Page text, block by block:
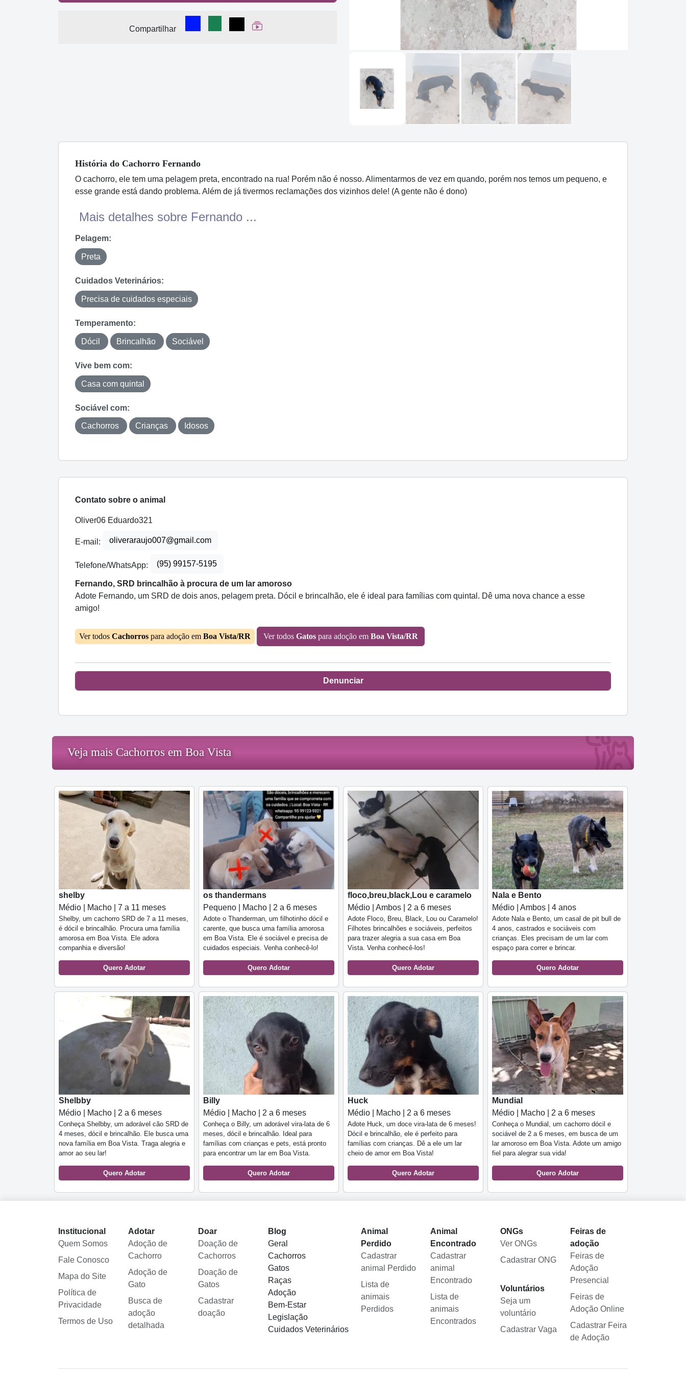
Compartilhar
Compartilhar no Facebook
Compartilhar no WhatsApp
Compartilhar
Ver Web Story
História do Cachorro Fernando
O cachorro, ele tem uma pelagem preta, encontrado na rua! Porém não é nosso. Alimentarmos de vez em quando, porém nos temos um pequeno, e
esse grande está dando problema. Além de já tivermos reclamações dos vizinhos dele! (A gente não é dono)
Mais detalhes sobre Fernando ...
Pelagem:
Preta
Cuidados Veterinários:
Precisa de cuidados especiais
Temperamento:
Dócil Brincalhão Sociável
Vive bem com:
Casa com quintal
Sociável com:
Cachorros Crianças Idosos
Contato sobre o animal
Oliver06 Eduardo321
E-mail: oliveraraujo007@gmail.com
Telefone/WhatsApp: (95) 99157-5195
Fernando, SRD brincalhão à procura de um lar amoroso
Adote Fernando, um SRD de dois anos, pelagem preta. Dócil e brincalhão, ele é ideal para famílias com quintal. Dê uma nova chance a esse
amigo!
Ver todos Cachorros para adoção em Boa Vista/RR Ver todos Gatos para adoção em Boa Vista/RR
Denunciar
Veja mais Cachorros em Boa Vista
shelby
Médio | Macho | 7 a 11 meses
Shelby, um cachorro SRD de 7 a 11 meses,
é dócil e brincalhão. Procura uma família
amorosa em Boa Vista. Ele adora
companhia e diversão!
Quero Adotar
os thandermans
Pequeno | Macho | 2 a 6 meses
Adote o Thanderman, um filhotinho dócil e
carente, que busca uma família amorosa
em Boa Vista. Ele é sociável e precisa de
cuidados especiais. Venha conhecê-lo!
Quero Adotar
floco,breu,black,Lou e caramelo
Médio | Ambos | 2 a 6 meses
Adote Floco, Breu, Black, Lou ou Caramelo!
Filhotes brincalhões e sociáveis, perfeitos
para trazer alegria a sua casa em Boa
Vista. Venha conhecê-los!
Quero Adotar
Nala e Bento
Médio | Ambos | 4 anos
Adote Nala e Bento, um casal de pit bull de
4 anos, castrados e sociáveis com
crianças. Eles precisam de um lar com
espaço para correr e brincar.
Quero Adotar
Shelbby
Médio | Macho | 2 a 6 meses
Conheça Shelbby, um adorável cão SRD de
4 meses, dócil e brincalhão. Ele busca uma
nova família em Boa Vista. Traga alegria e
amor ao seu lar!
Quero Adotar
Billy
Médio | Macho | 2 a 6 meses
Conheça o Billy, um adorável vira-lata de 6
meses, dócil e brincalhão. Ideal para
famílias com crianças e pets, está pronto
para encontrar um lar em Boa Vista.
Quero Adotar
Huck
Médio | Macho | 2 a 6 meses
Adote Huck, um doce vira-lata de 6 meses!
Dócil e brincalhão, ele é perfeito para
famílias com crianças. Dê a ele um lar
cheio de amor em Boa Vista!
Quero Adotar
Mundial
Médio | Macho | 2 a 6 meses
Conheça o Mundial, um cachorro dócil e
sociável de 2 a 6 meses, em busca de um
lar amoroso em Boa Vista. Adote um amigo
fiel para alegrar sua vida!
Quero Adotar
Institucional
Quem Somos
Fale Conosco
Mapa do Site
Política de
Privacidade
Termos de Uso
Adotar
Adoção de
Cachorro
Adoção de
Gato
Busca de
adoção
detalhada
Doar
Doação de
Cachorros
Doação de
Gatos
Cadastrar
doação
Blog
Geral
Cachorros
Gatos
Raças
Adoção
Bem-Estar
Legislação
Cuidados Veterinários
Animal
Perdido
Cadastrar
animal Perdido
Lista de
animais
Perdidos
Animal
Encontrado
Cadastrar
animal
Encontrado
Lista de
animais
Encontrados
ONGs
Ver ONGs
Cadastrar ONG
Voluntários
Seja um
voluntário
Cadastrar Vaga
Feiras de
adoção
Feiras de
Adoção
Presencial
Feiras de
Adoção Online
Cadastrar Feira
de Adoção